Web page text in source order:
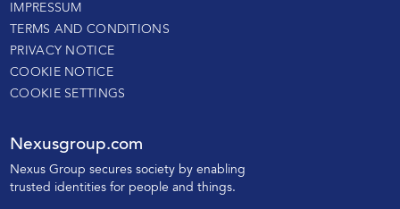
IMPRESSUM
TERMS AND CONDITIONS
PRIVACY NOTICE
COOKIE NOTICE
COOKIE SETTINGS
Nexusgroup.com
Nexus Group secures society by enabling
trusted identitiesfor people and things.